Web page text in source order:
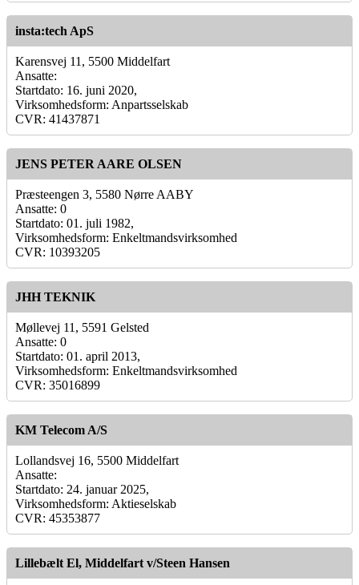
insta:tech ApS
Karensvej 11, 5500 Middelfart
Ansatte:
Startdato: 16. juni 2020,
Virksomhedsform: Anpartsselskab
CVR: 41437871
JENS PETER AARE OLSEN
Præsteengen 3, 5580 Nørre AABY
Ansatte: 0
Startdato: 01. juli 1982,
Virksomhedsform: Enkeltmandsvirksomhed
CVR: 10393205
JHH TEKNIK
Møllevej 11, 5591 Gelsted
Ansatte: 0
Startdato: 01. april 2013,
Virksomhedsform: Enkeltmandsvirksomhed
CVR: 35016899
KM Telecom A/S
Lollandsvej 16, 5500 Middelfart
Ansatte:
Startdato: 24. januar 2025,
Virksomhedsform: Aktieselskab
CVR: 45353877
Lillebælt El, Middelfart v/Steen Hansen